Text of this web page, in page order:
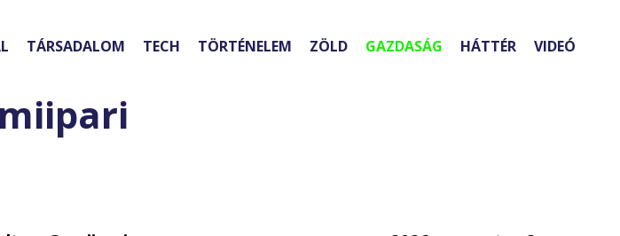
TÁRSADALOM TECH TÖRTÉNELEM ZÖLD GAZDASÁG HÁTTÉR VIDEÓ